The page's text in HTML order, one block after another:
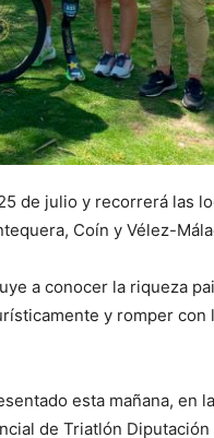
de julio y recorrerá las
Coín y Vélez-
a conocer la riqueza
y romper con
esta mañana, en
de Triatlón Diputación